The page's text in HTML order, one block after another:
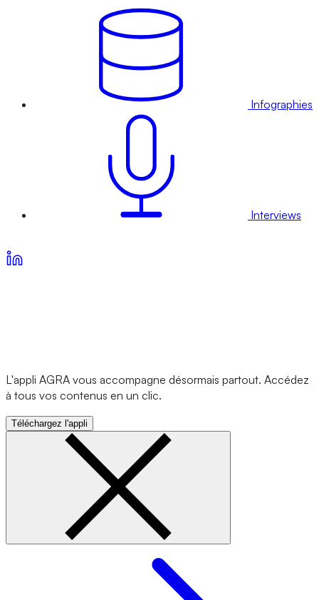
Infographies
Interviews
L'appli AGRA vous accompagne désormais partout. Accédez
à tous vos contenus en un clic.
Téléchargez l'appli